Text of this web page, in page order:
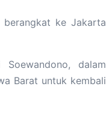
berangkat ke Jakarta
dalam
Barat untuk kembali